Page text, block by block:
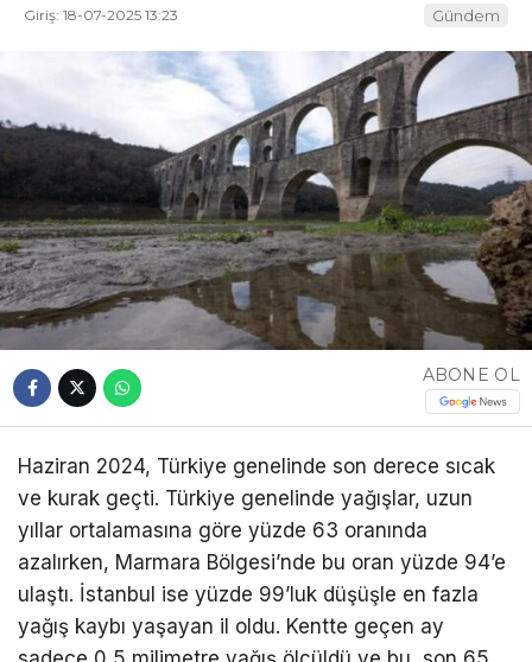
Giriş: 18-07-2025 13:23 Gündem
ABONE OL
Haziran 2024, Türkiye genelinde son derece sıcak
ve kurak geçti. Türkiye genelinde yağışlar, uzun
yıllar ortalamasına göre yüzde 63 oranında
azalırken, Marmara Bölgesi’nde bu oran yüzde 94’e
ulaştı. İstanbul ise yüzde 99’luk düşüşle en fazla
yağış kaybı yaşayan il oldu. Kentte geçen ay